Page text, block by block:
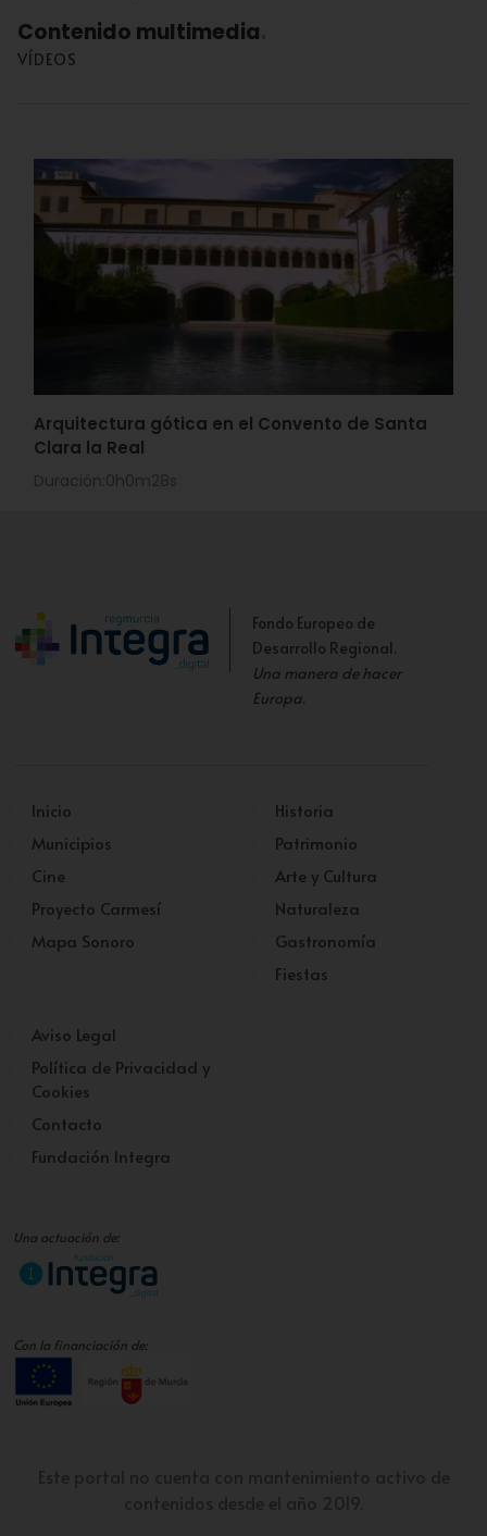
Contenido multimedia
VÍDEOS
Arquitectura gótica en el Convento de Santa
Clara la Real
Duración:0h0m28s
Fondo Europeo de
Desarrollo Regional.
Una manera de hacer
Europa.
Inicio
Municipios
Cine
Proyecto Carmesí
Mapa Sonoro
Historia
Patrimonio
Arte y Cultura
Naturaleza
Gastronomía
Fiestas
Aviso Legal
Política de Privacidad y
Cookies
Contacto
Fundación Integra
Una actuación de:
Con la financiación de: